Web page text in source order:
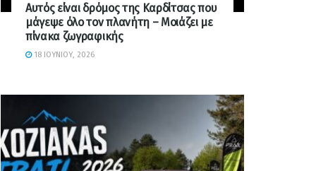
Αυτός είναι δρόμος της Καρδίτσας που
μάγεψε όλο τον πλανήτη – Μοιάζει με
πίνακα ζωγραφικής
18 ΙΟΥΝΊΟΥ, 2026